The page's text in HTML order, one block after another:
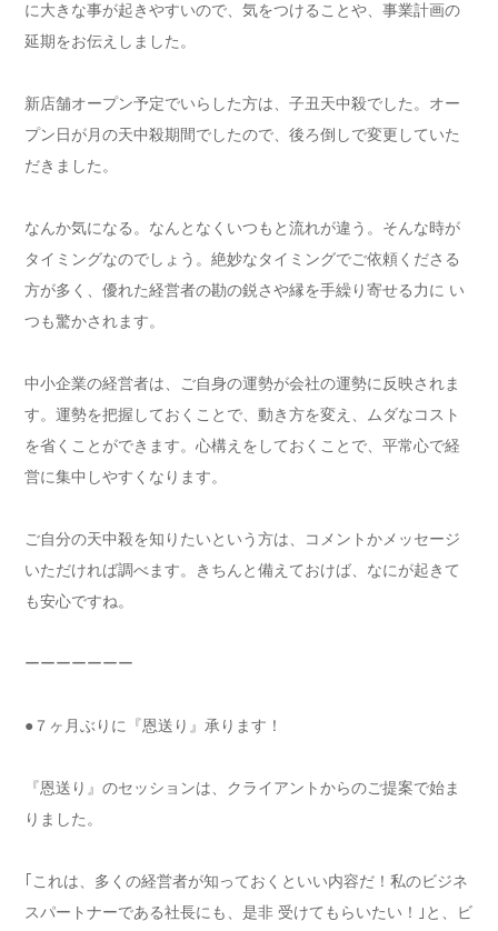
に大きな事が起きやすいので、気をつけることや、事業計画の
延期をお伝えしました。
新店舗オープン予定でいらした方は、子丑天中殺でした。オー
プン日が月の天中殺期間でしたので、後ろ倒しで変更していた
だきました。
なんか気になる。なんとなくいつもと流れが違う。そんな時が
タイミングなのでしょう。絶妙なタイミングでご依頼くださる
方が多く、優れた経営者の勘の鋭さや縁を手繰り寄せる力に い
つも驚かされます。
中小企業の経営者は、ご自身の運勢が会社の運勢に反映されま
す。運勢を把握しておくことで、動き方を変え、ムダなコスト
を省くことができます。心構えをしておくことで、平常心で経
営に集中しやすくなります。
ご自分の天中殺を知りたいという方は、コメントかメッセージ
いただければ調べます。きちんと備えておけば、なにが起きて
も安心ですね。
ーーーーーーー
●７ヶ月ぶりに『恩送り』承ります！
『恩送り』のセッションは、クライアントからのご提案で始ま
りました。
｢これは、多くの経営者が知っておくといい内容だ！私のビジネ
スパートナーである社長にも、是非 受けてもらいたい！｣と、ビ